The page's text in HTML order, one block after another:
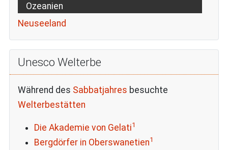
Ozeanien
Neuseeland
Unesco Welterbe
Während des Sabbatjahres besuchte
Welterbestätten
Die Akademie von Gelati1
Bergdörfer in Oberswanetien1